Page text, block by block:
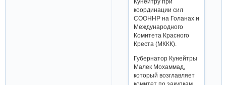
координации сил
СООННР на Голанах и
Международного
Комитета Красного
Креста (МККК).
Губернатор Кунейтры
Малек Мохаммад,
который возглавляет
комитет по закупкам